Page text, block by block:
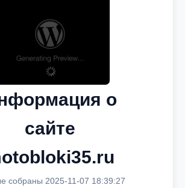
о
сайте
собраны 2025-11-07 18:39:27